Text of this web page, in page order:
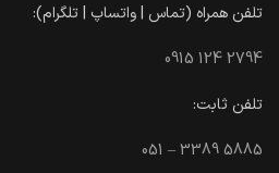
تلفن همراه (تماس | واتساپ | تلگرام):
0915 124 2794
تلفن ثابت:
051 – 3389 5885